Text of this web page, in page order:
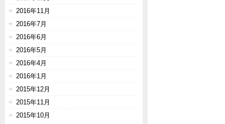
2016年11月
2016年7月
2016年6月
2016年5月
2016年4月
2016年1月
2015年12月
2015年11月
2015年10月